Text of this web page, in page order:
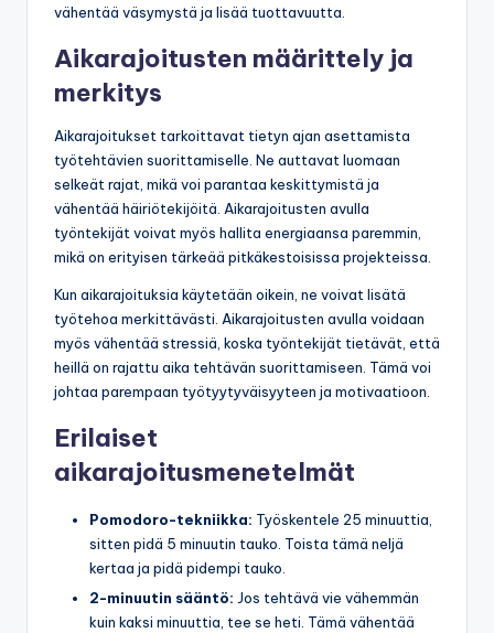
vähentää väsymystä ja lisää tuottavuutta.
Aikarajoitusten määrittely ja
merkitys
Aikarajoitukset tarkoittavat tietyn ajan asettamista
työtehtävien suorittamiselle. Ne auttavat luomaan
selkeät rajat, mikä voi parantaa keskittymistä ja
vähentää häiriötekijöitä. Aikarajoitusten avulla
työntekijät voivat myös hallita energiaansa paremmin,
mikä on erityisen tärkeää pitkäkestoisissa projekteissa.
Kun aikarajoituksia käytetään oikein, ne voivat lisätä
työtehoa merkittävästi. Aikarajoitusten avulla voidaan
myös vähentää stressiä, koska työntekijät tietävät, että
heillä on rajattu aika tehtävän suorittamiseen. Tämä voi
johtaa parempaan työtyytyväisyyteen ja motivaatioon.
Erilaiset
aikarajoitusmenetelmät
Pomodoro-tekniikka: Työskentele 25 minuuttia,
sitten pidä 5 minuutin tauko. Toista tämä neljä
kertaa ja pidä pidempi tauko.
2-minuutin sääntö: Jos tehtävä vie vähemmän
kuin kaksi minuuttia, tee se heti. Tämä vähentää